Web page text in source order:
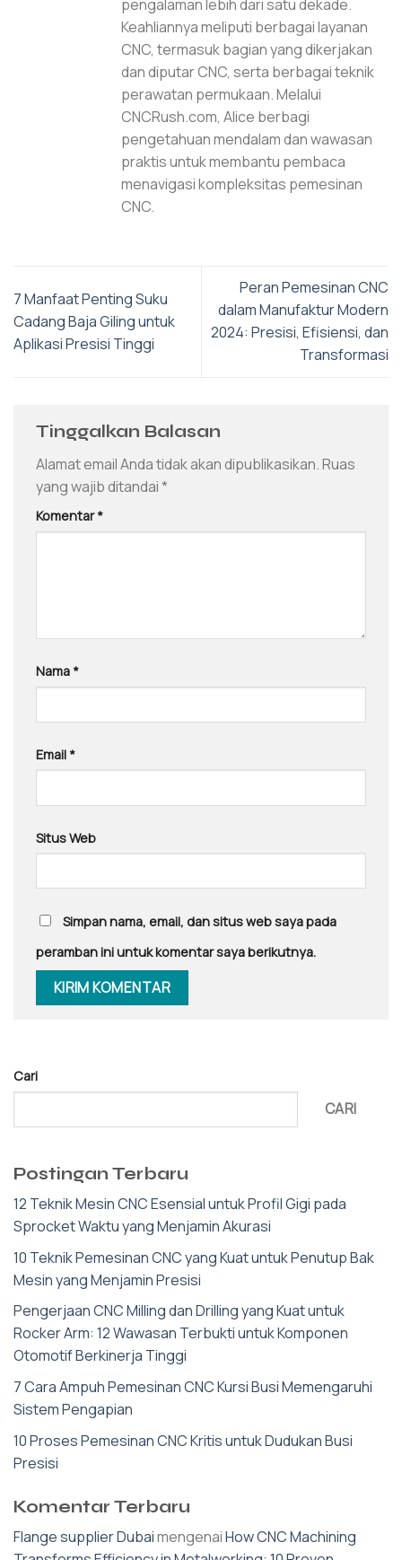
pengalaman lebih dari satu dekade.
Keahliannya meliputi berbagai layanan
CNC, termasuk bagian yang dikerjakan
dan diputar CNC, serta berbagai teknik
perawatan permukaan. Melalui
CNCRush.com, Alice berbagi
pengetahuan mendalam dan wawasan
praktis untuk membantu pembaca
menavigasi kompleksitas pemesinan
CNC.
7 Manfaat Penting Suku
Cadang Baja Giling untuk
Aplikasi Presisi Tinggi
Peran Pemesinan CNC
dalam Manufaktur Modern
2024: Presisi, Efisiensi, dan
Transformasi
Tinggalkan Balasan
Alamat email Anda tidak akan dipublikasikan.Ruas
yang wajib ditandai*
Komentar*
Nama *
Email *
Situs Web
Simpan nama, email, dan situs web saya pada
peramban ini untuk komentar saya berikutnya.
Cari
CARI
Postingan Terbaru
12 Teknik Mesin CNC Esensial untuk Profil Gigi pada
Sprocket Waktu yang Menjamin Akurasi
10 Teknik Pemesinan CNC yang Kuat untuk Penutup Bak
Mesin yang Menjamin Presisi
Pengerjaan CNC Milling dan Drilling yang Kuat untuk
Rocker Arm: 12 Wawasan Terbukti untuk Komponen
Otomotif Berkinerja Tinggi
7 Cara Ampuh Pemesinan CNC Kursi Busi Memengaruhi
Sistem Pengapian
10 Proses Pemesinan CNC Kritis untuk Dudukan Busi
Presisi
Komentar Terbaru
Flange supplier DubaimengenaiHow CNC Machining